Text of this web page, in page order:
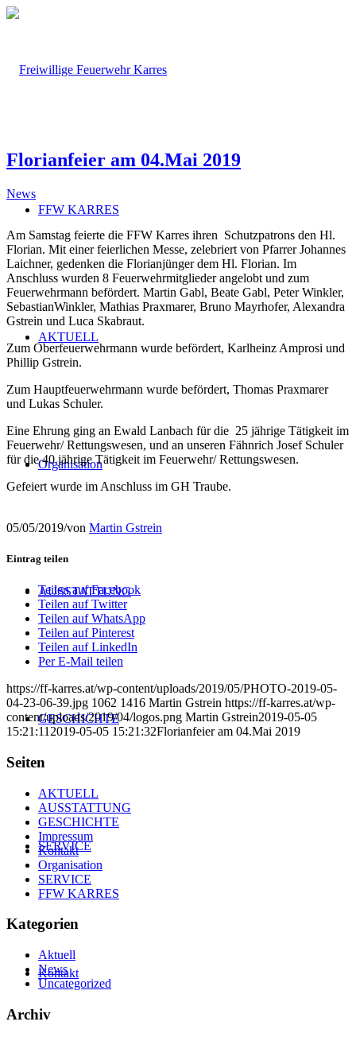
FFW KARRES
AKTUELL
Organisation
AUSSTATTUNG
GESCHICHTE
SERVICE
Kontakt
Florianfeier am 04.Mai 2019
News
Am Samstag feierte die FFW Karres ihren Schutzpatrons den Hl.
Florian. Mit einer feierlichen Messe, zelebriert von Pfarrer Johannes
Laichner, gedenken die Florianjünger dem Hl. Florian. Im
Anschluss wurden 8 Feuerwehrmitglieder angelobt und zum
Feuerwehrmann befördert. Martin Gabl, Beate Gabl, Peter Winkler,
SebastianWinkler, Mathias Praxmarer, Bruno Mayrhofer, Alexandra
Gstrein und Luca Skabraut.
Zum Oberfeuerwehrmann wurde befördert, Karlheinz Amprosi und
Phillip Gstrein.
Zum Hauptfeuerwehrmann wurde befördert, Thomas Praxmarer
und Lukas Schuler.
Eine Ehrung ging an Ewald Lanbach für die 25 jährige Tätigkeit im
Feuerwehr/ Rettungswesen, und an unseren Fähnrich Josef Schuler
für die 40 jährige Tätigkeit im Feuerwehr/ Rettungswesen.
Gefeiert wurde im Anschluss im GH Traube.
05/05/2019/von Martin Gstrein
Eintrag teilen
Teilen auf Facebook
Teilen auf Twitter
Teilen auf WhatsApp
Teilen auf Pinterest
Teilen auf LinkedIn
Per E-Mail teilen
https://ff-karres.at/wp-content/uploads/2019/05/PHOTO-2019-05-
04-23-06-39.jpg 1062 1416 Martin Gstrein https://ff-karres.at/wp-
content/uploads/2019/04/logos.png Martin Gstrein2019-05-05
15:21:11 2019-05-05 15:21:32Florianfeier am 04.Mai 2019
Seiten
AKTUELL
AUSSTATTUNG
GESCHICHTE
Impressum
Kontakt
Organisation
SERVICE
FFW KARRES
Kategorien
Aktuell
News
Uncategorized
Archiv